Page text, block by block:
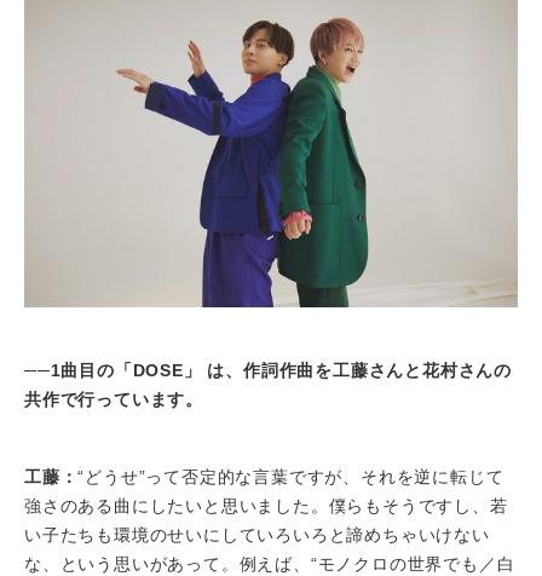
──1曲目の「DOSE」 は、作詞作曲を工藤さんと花村さんの
共作で行っています。
工藤：“どうせ”って否定的な言葉ですが、それを逆に転じて
強さのある曲にしたいと思いました。僕らもそうですし、若
い子たちも環境のせいにしていろいろと諦めちゃいけない
な、という思いがあって。例えば、“モノクロの世界でも／白